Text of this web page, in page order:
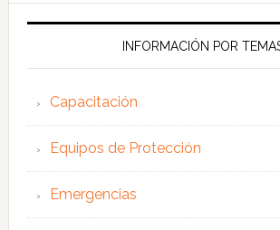
web
INFORMACIÓN POR
Capacitación
Equipos de Protección
Emergencias